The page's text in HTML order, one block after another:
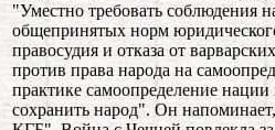
"Уместно требовать соблюдения
общепринятых норм
правосудия и отказа от
против права народа на
практике самоопределение
сохранить народ". Он